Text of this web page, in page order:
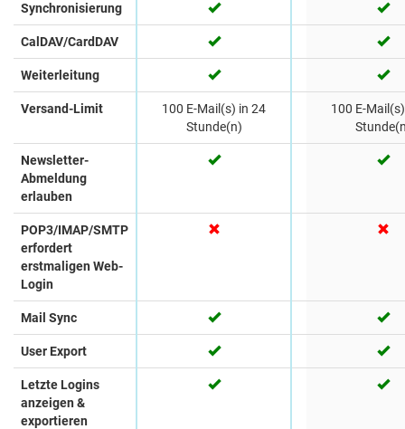
Synchronisierung
CalDAV/CardDAV
Weiterleitung
Versand-Limit
100 E-Mail(s) in 24
Stunde(n)
100 E-
Newsletter-
Abmeldung
erlauben
POP3/IMAP/SMTP
erfordert
erstmaligen Web-
Login
Mail Sync
User Export
Letzte Logins
anzeigen &
exportieren